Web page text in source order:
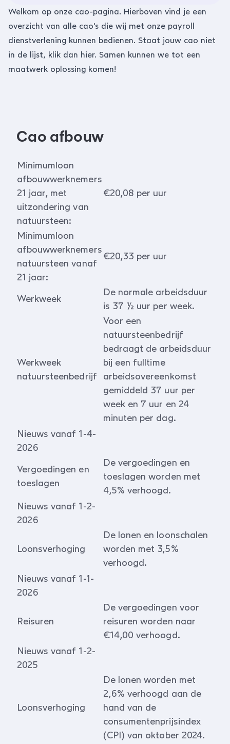
Welkom op onze cao-pagina. Hierboven vind je een
overzicht van alle cao's die wij met onze payroll
dienstverlening kunnen bedienen. Staat jouw cao niet
in de lijst, klik dan hier. Samen kunnen we tot een
maatwerk oplossing komen!
Cao afbouw
Minimumloon
afbouwwerknemers
21 jaar, met
uitzondering van
natuursteen:
€20,08 per uur
Minimumloon
afbouwwerknemers
natuursteen vanaf
21 jaar:
€20,33 per uur
Werkweek
De normale arbeidsduur
is 37 ½ uur per week.
Werkweek
natuursteenbedrijf
Voor een
natuursteenbedrijf
bedraagt de arbeidsduur
bij een fulltime
arbeidsovereenkomst
gemiddeld 37 uur per
week en 7 uur en 24
minuten per dag.
Nieuws vanaf 1-4-
2026
Vergoedingen en
toeslagen
De vergoedingen en
toeslagen worden met
4,5% verhoogd.
Nieuws vanaf 1-2-
2026
Loonsverhoging
De lonen en loonschalen
worden met 3,5%
verhoogd.
Nieuws vanaf 1-1-
2026
Reisuren
De vergoedingen voor
reisuren worden naar
€14,00 verhoogd.
Nieuws vanaf 1-2-
2025
Loonsverhoging
De lonen worden met
2,6% verhoogd aan de
hand van de
consumentenprijsindex
(CPI) van oktober 2024.